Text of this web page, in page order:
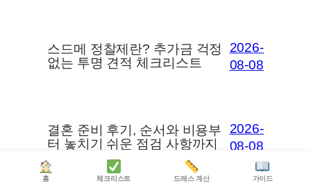
스드메 정찰제란? 추가금 걱정
없는 투명 견적 체크리스트
2026-
08-08
결혼 준비 후기, 순서와 비용부
터 놓치기 쉬운 점검 사항까지
2026-
08-08
홈 체크리스트 드레스 계산 가이드